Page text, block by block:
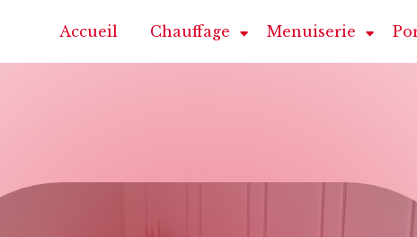
Accueil Chauffage Menuiserie